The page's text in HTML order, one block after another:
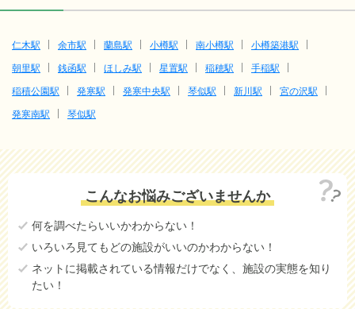
仁木駅 余市駅 蘭島駅 小樽駅 南小樽駅
小樽築港駅
朝里駅
銭函駅 ほしみ駅 星置駅 稲穂駅
手稲駅
稲積公園駅
発寒駅 発寒中央駅 琴似駅 新川駅
宮の沢駅
発寒南駅
琴似駅
こんなお悩みございませんか
何を調べたらいいかわからない！
いろいろ見てもどの施設がいいのかわからない！
ネットに掲載されている情報だけでなく、施設の実態を知り
たい！